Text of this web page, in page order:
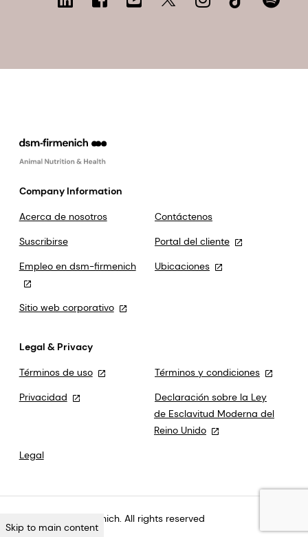
Skip to main content
Company Information
Acerca de nosotros
Contáctenos
Suscribirse
Portal del cliente
Empleo en dsm-firmenich
Ubicaciones
Sitio web corporativo
Legal & Privacy
Términos de uso
Términos y condiciones
Privacidad
Declaración sobre la Ley
de Esclavitud Moderna del
Reino Unido
Legal
©2026 dsm-firmenich. All rights reserved